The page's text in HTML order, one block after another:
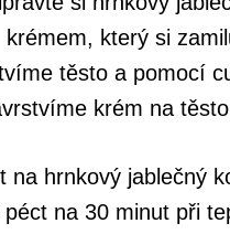
těsto a pomocí
krém na
péct na 30 minut při